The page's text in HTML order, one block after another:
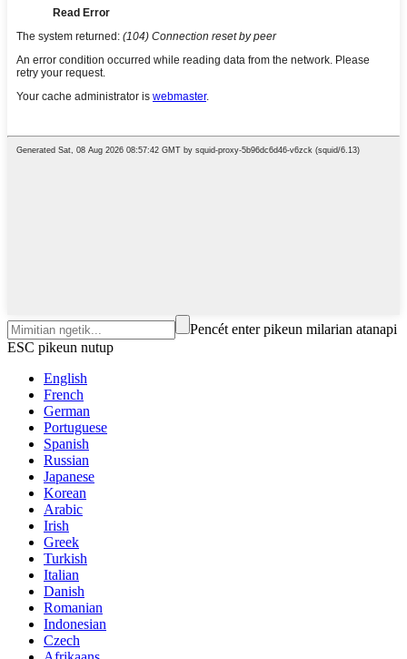
Pencét enter pikeun milarian atanapi
ESC pikeun nutup
English
French
German
Portuguese
Spanish
Russian
Japanese
Korean
Arabic
Irish
Greek
Turkish
Italian
Danish
Romanian
Indonesian
Czech